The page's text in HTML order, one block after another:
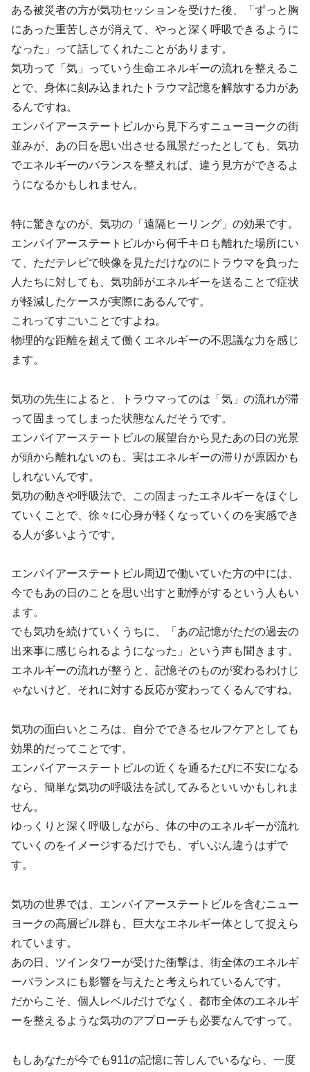
ある被災者の方が気功セッションを受けた後、「ずっと胸
にあった重苦しさが消えて、やっと深く呼吸できるように
なった」って話してくれたことがあります。
気功って「気」っていう生命エネルギーの流れを整えるこ
とで、身体に刻み込まれたトラウマ記憶を解放する力があ
るんですね。
エンパイアーステートビルから見下ろすニューヨークの街
並みが、あの日を思い出させる風景だったとしても、気功
でエネルギーのバランスを整えれば、違う見方ができるよ
うになるかもしれません。
特に驚きなのが、気功の「遠隔ヒーリング」の効果です。
エンパイアーステートビルから何千キロも離れた場所にい
て、ただテレビで映像を見ただけなのにトラウマを負った
人たちに対しても、気功師がエネルギーを送ることで症状
が軽減したケースが実際にあるんです。
これってすごいことですよね。
物理的な距離を超えて働くエネルギーの不思議な力を感じ
ます。
気功の先生によると、トラウマってのは「気」の流れが滞
って固まってしまった状態なんだそうです。
エンパイアーステートビルの展望台から見たあの日の光景
が頭から離れないのも、実はエネルギーの滞りが原因かも
しれないんです。
気功の動きや呼吸法で、この固まったエネルギーをほぐし
ていくことで、徐々に心身が軽くなっていくのを実感でき
る人が多いようです。
エンパイアーステートビル周辺で働いていた方の中には、
今でもあの日のことを思い出すと動悸がするという人もい
ます。
でも気功を続けていくうちに、「あの記憶がただの過去の
出来事に感じられるようになった」という声も聞きます。
エネルギーの流れが整うと、記憶そのものが変わるわけじ
ゃないけど、それに対する反応が変わってくるんですね。
気功の面白いところは、自分でできるセルフケアとしても
効果的だってことです。
エンパイアーステートビルの近くを通るたびに不安になる
なら、簡単な気功の呼吸法を試してみるといいかもしれま
せん。
ゆっくりと深く呼吸しながら、体の中のエネルギーが流れ
ていくのをイメージするだけでも、ずいぶん違うはずで
す。
気功の世界では、エンパイアーステートビルを含むニュー
ヨークの高層ビル群も、巨大なエネルギー体として捉えら
れています。
あの日、ツインタワーが受けた衝撃は、街全体のエネルギ
ーバランスにも影響を与えたと考えられているんです。
だからこそ、個人レベルだけでなく、都市全体のエネルギ
ーを整えるような気功のアプローチも必要なんですって。
もしあなたが今でも911の記憶に苦しんでいるなら、一度